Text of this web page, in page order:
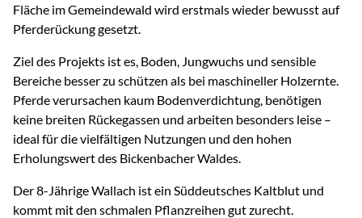
Fläche im Gemeindewald wird erstmals wieder bewusst auf
Pferderückung gesetzt.
Ziel des Projekts ist es, Boden, Jungwuchs und sensible
Bereiche besser zu schützen als bei maschineller Holzernte.
Pferde verursachen kaum Bodenverdichtung, benötigen
keine breiten Rückegassen und arbeiten besonders leise –
ideal für die vielfältigen Nutzungen und den hohen
Erholungswert des Bickenbacher Waldes.
Der 8-Jährige Wallach ist ein Süddeutsches Kaltblut und
kommt mit den schmalen Pflanzreihen gut zurecht.